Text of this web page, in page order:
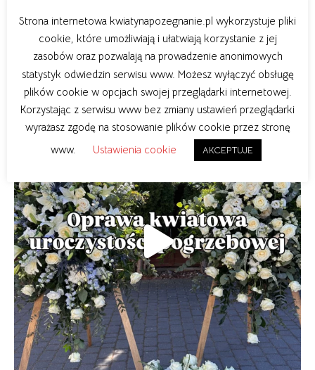
Strona internetowa kwiatynapozegnanie.pl wykorzystuje pliki
cookie, które umożliwiają i ułatwiają korzystanie z jej
zasobów oraz pozwalają na prowadzenie anonimowych
statystyk odwiedzin serwisu www. Możesz wyłączyć obsługę
plików cookie w opcjach swojej przeglądarki internetowej.
Korzystając z serwisu www bez zmiany ustawień przeglądarki
wyrażasz zgodę na stosowanie plików cookie przez stronę
www.
Ustawienia cookie AKCEPTUJE